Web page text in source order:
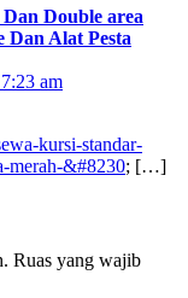
Double area
Dan Alat Pesta
am
kursi-standar-
merah-&#8230; […]
Ruas yang wajib